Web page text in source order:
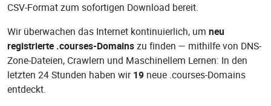
CSV-Format zum sofortigen Download bereit.
Wir überwachen das Internet kontinuierlich, um neu
registrierte .courses-Domainszu finden — mithilfe von DNS-
Zone-Dateien, Crawlern und Maschinellem Lernen: In den
letzten 24 Stunden haben wir 19 neue .courses-Domains
entdeckt.